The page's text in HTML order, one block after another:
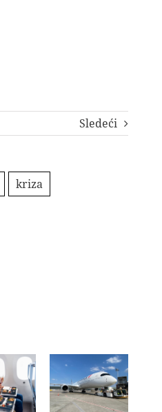
Sledeći
kriza